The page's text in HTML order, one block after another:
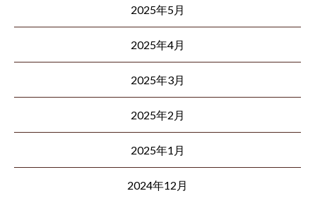
2025年5月
2025年4月
2025年3月
2025年2月
2025年1月
2024年12月